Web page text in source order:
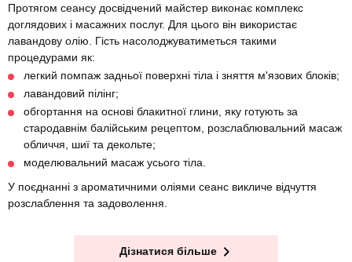
Протягом сеансу досвідчений майстер виконає комплекс
доглядових і масажних послуг. Для цього він використає
лавандову олію. Гість насолоджуватиметься такими
процедурами як:
легкий помпаж задньої поверхні тіла і зняття м'язових блоків;
лавандовий пілінг;
обгортання на основі блакитної глини, яку готують за
стародавнім балійським рецептом, розслаблювальний масаж
обличчя, шиї та декольте;
моделювальний масаж усього тіла.
У поєднанні з ароматичними оліями сеанс викличе відчуття
розслаблення та задоволення.
Дізнатися більше